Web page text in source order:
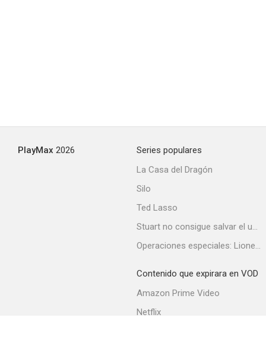
PlayMax 2026
Series populares
La Casa del Dragón
Silo
Ted Lasso
Stuart no consigue salvar el universo
Operaciones especiales: Lioness
Contenido que expirara en VOD
Amazon Prime Video
Netflix